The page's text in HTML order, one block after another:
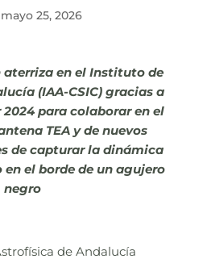
mayo 25, 2026
aterriza en el Instituto de
(IAA-CSIC) gracias a
para colaborar en el
TEA y de nuevos
de capturar la dinámica
el borde de un agujero
negro
de Andalucía